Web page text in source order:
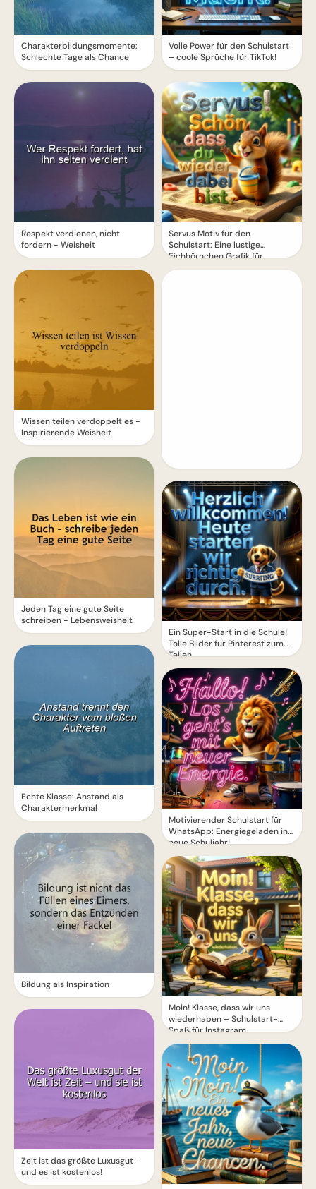
Charakterbildungsmomente:
Schlechte Tage als Chance
Respekt verdienen, nicht
fordern - Weisheit
Wissen teilen verdoppelt es -
Inspirierende Weisheit
Jeden Tag eine gute Seite
schreiben - Lebensweisheit
Echte Klasse: Anstand als
Charaktermerkmal
Bildung als Inspiration
Zeit ist das größte Luxusgut -
und es ist kostenlos!
Volle Power für den Schulstart
– coole Sprüche für TikTok!
Servus Motiv für den
Schulstart: Eine lustige
Eichhörnchen Grafik für
WhatsApp
Ein Super-Start in die Schule!
Tolle Bilder für Pinterest zum
Teilen.
Motivierender Schulstart für
WhatsApp: Energiegeladen ins
neue Schuljahr!
Moin! Klasse, dass wir uns
wiederhaben – Schulstart-
Spaß für Instagram